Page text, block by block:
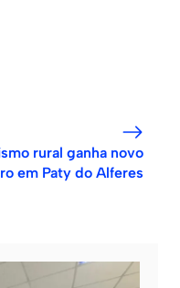
rural ganha novo
em Paty do Alferes